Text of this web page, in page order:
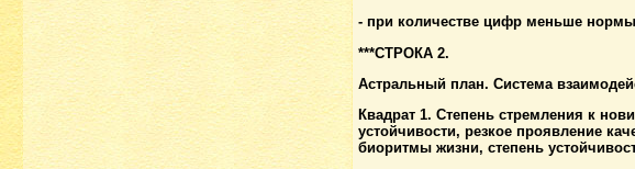
- при количестве цифр меньше
***СТРОКА 2.
Астральный план. Система
Квадрат 1. Степень стремления к
устойчивости, резкое проявление
биоритмы жизни, степень